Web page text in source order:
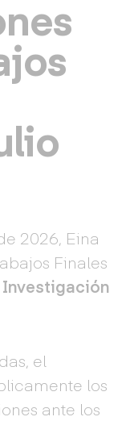
2026, Eina
Finales
el
los
ante los